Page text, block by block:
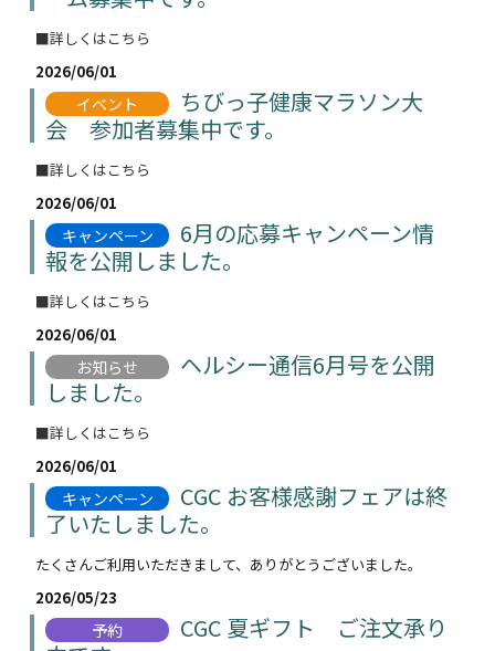
■詳しくはこちら
2026/06/01
イベント
ちびっ子健康マラソン大
会 参加者募集中です。
■詳しくはこちら
2026/06/01
キャンペーン
6月の応募キャンペーン情
報を公開しました。
■詳しくはこちら
2026/06/01
お知らせ
ヘルシー通信6月号を公開
しました。
■詳しくはこちら
2026/06/01
キャンペーン
CGC お客様感謝フェアは終
了いたしました。
たくさんご利用いただきまして、ありがとうございました。
2026/05/23
予約
CGC 夏ギフト ご注文承り